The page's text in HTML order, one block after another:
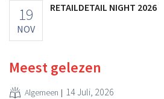
19
NOV
RETAILDETAIL NIGHT 2026
Meest gelezen
Algemeen 14 Juli, 2026